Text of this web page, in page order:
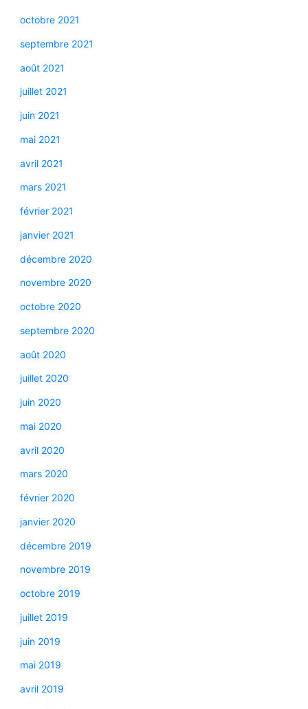
octobre 2021
septembre 2021
août 2021
juillet 2021
juin 2021
mai 2021
avril 2021
mars 2021
février 2021
janvier 2021
décembre 2020
novembre 2020
octobre 2020
septembre 2020
août 2020
juillet 2020
juin 2020
mai 2020
avril 2020
mars 2020
février 2020
janvier 2020
décembre 2019
novembre 2019
octobre 2019
juillet 2019
juin 2019
mai 2019
avril 2019